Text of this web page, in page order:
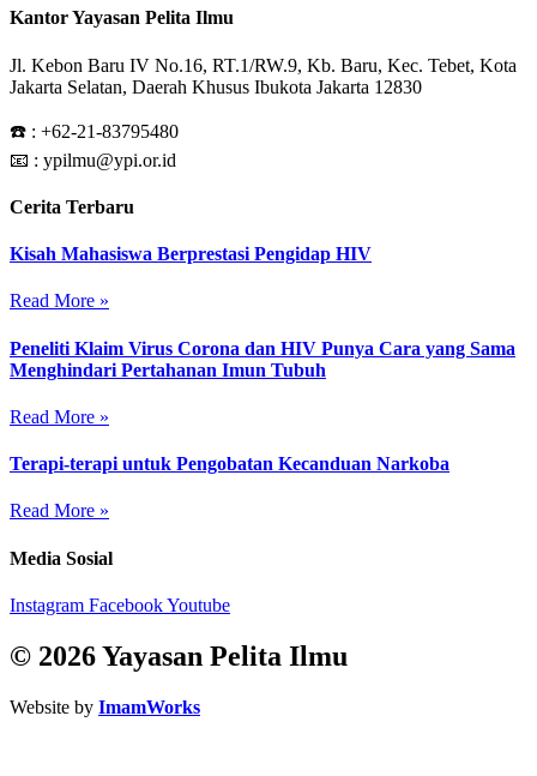
Kantor Yayasan Pelita Ilmu
Jl. Kebon Baru IV No.16, RT.1/RW.9, Kb. Baru, Kec. Tebet, Kota
Jakarta Selatan, Daerah Khusus Ibukota Jakarta 12830
☎️ : +62-21-83795480
📧 : ypilmu@ypi.or.id
Cerita Terbaru
Kisah Mahasiswa Berprestasi Pengidap HIV
Read More »
Peneliti Klaim Virus Corona dan HIV Punya Cara yang Sama
Menghindari Pertahanan Imun Tubuh
Read More »
Terapi-terapi untuk Pengobatan Kecanduan Narkoba
Read More »
Media Sosial
Instagram FacebookYoutube
© 2026 Yayasan Pelita Ilmu
Website by ImamWorks